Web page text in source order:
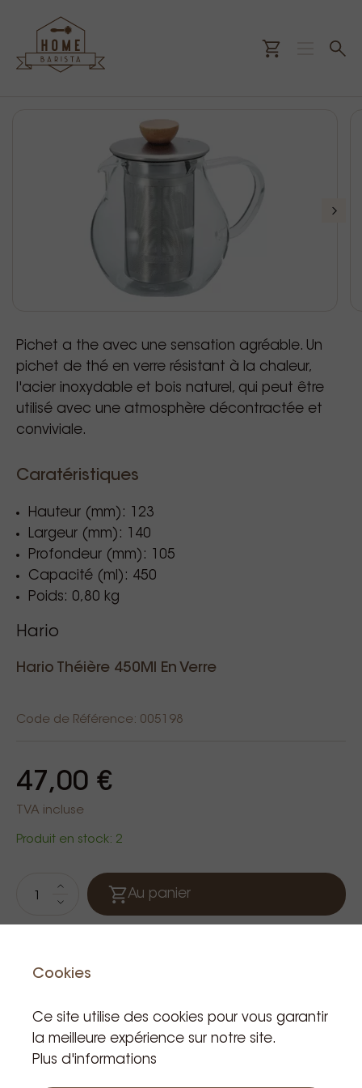
Pichet a the avec une sensation agréable. Un
pichet de thé en verre résistant à la chaleur,
l'acier inoxydable et bois naturel, qui peut être
utilisé avec une atmosphère décontractée et
conviviale.
Caratéristiques
Hauteur (mm): 123
Largeur (mm): 140
Profondeur (mm): 105
Capacité (ml): 450
Poids: 0,80 kg
Hario
Hario Théière 450Ml En Verre
Code de Référence: 005198
47,00 €
TVA incluse
Produit en stock: 2
Au panier
Cookies
Ce site utilise des cookies pour vous garantir
la meilleure expérience sur notre site.
Plus d'informations